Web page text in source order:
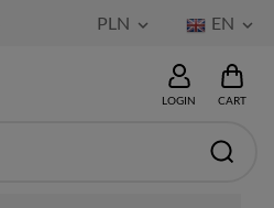
PLN  EN 
LOGIN CART